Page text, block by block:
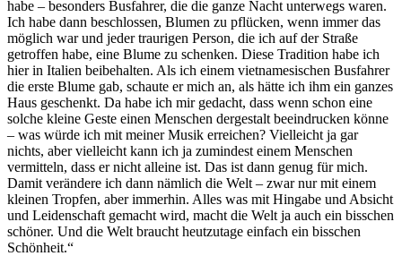
habe – besonders Busfahrer, die die ganze Nacht unterwegs waren.
Ich habe dann beschlossen, Blumen zu pflücken, wenn immer das
möglich war und jeder traurigen Person, die ich auf der Straße
getroffen habe, eine Blume zu schenken. Diese Tradition habe ich
hier in Italien beibehalten. Als ich einem vietnamesischen Busfahrer
die erste Blume gab, schaute er mich an, als hätte ich ihm ein ganzes
Haus geschenkt. Da habe ich mir gedacht, dass wenn schon eine
solche kleine Geste einen Menschen dergestalt beeindrucken könne
– was würde ich mit meiner Musik erreichen? Vielleicht ja gar
nichts, aber vielleicht kann ich ja zumindest einem Menschen
vermitteln, dass er nicht alleine ist. Das ist dann genug für mich.
Damit verändere ich dann nämlich die Welt – zwar nur mit einem
kleinen Tropfen, aber immerhin. Alles was mit Hingabe und Absicht
und Leidenschaft gemacht wird, macht die Welt ja auch ein bisschen
schöner. Und die Welt braucht heutzutage einfach ein bisschen
Schönheit.“